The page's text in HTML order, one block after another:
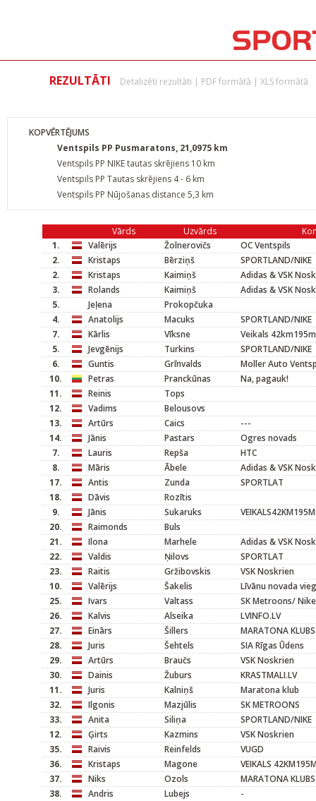
REZULTĀTI Detalizēti rezultāti | PDF formātā | XLS formātā
KOPVĒRTĒJUMS
Ventspils PP Pusmaratons, 21,0975 km
Ventspils PP NIKE tautas skrējiens 10 km
Ventspils PP Tautas skrējiens 4 - 6 km
Ventspils PP Nūjošanas distance 5,3 km
Vārds Uzvārds
1.
Valērijs Žolnerovičs
OC Ventspils
2.
Kristaps Bērziņš
SPORTLAND/NIKE
2.
Kristaps Kaimiņš
Adidas & VSK
3.
Rolands Kaimiņš
Adidas & VSK
5.
Jeļena
Prokopčuka
4.
Anatolijs Macuks
SPORTLAND/NIKE
7.
Kārlis Vīksne
Veikals 42km195m
5.
Jevgēnijs Turkins
SPORTLAND/NIKE
6.
Guntis Grīnvalds
Moller Auto
10.
Petras Pranckūnas
Na, pagauk!
11.
Reinis
Tops
12.
Vadims
Belousovs
13.
Artūrs Caics
---
14.
Jānis Pastars
Ogres novads
7.
Lauris Repša
HTC
8.
Māris Ābele
Adidas & VSK
17.
Antis Zunda
SPORTLAT
18.
Dāvis
Rozītis
9.
Jānis Sukaruks
VEIKALS42KM195M
20.
Raimonds
Buls
21.
Ilona Marhele
Adidas & VSK
22.
Valdis Ņilovs
SPORTLAT
23.
Raitis Gržibovskis
VSK Noskrien
10.
Valērijs Šakelis
Līvānu novada
25.
Ivars Valtass
SK Metroons/ Nike
26.
Kalvis Alseika
LVINFO.LV
27.
Einārs Šillers
MARATONA KLUBS
28.
Juris Šehtels
SIA Rīgas Ūdens
29.
Artūrs Braučs
VSK Noskrien
30.
Dainis Žuburs
KRASTMALI.LV
11.
Juris Kalniņš
Maratona klub
32.
Ilgonis Mazjūlis
SK METROONS
33.
Anita Siliņa
SPORTLAND/NIKE
12.
Ģirts Kazmins
VSK Noskrien
35.
Raivis Reinfelds
VUGD
36.
Kristaps Magone
VEIKALS
37.
Niks Ozols
MARATONA KLUBS
38.
Andris Lubejs
-